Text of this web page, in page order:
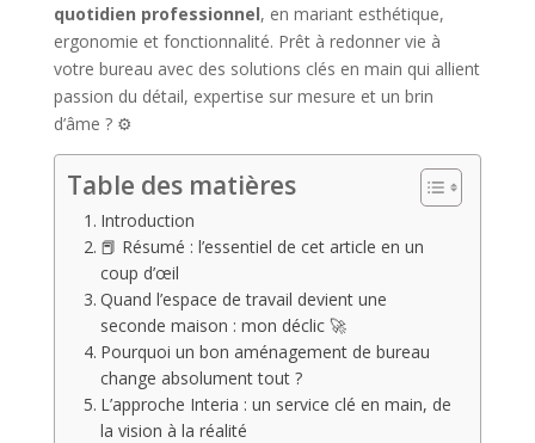
quotidien professionnel, en mariant esthétique,
ergonomie et fonctionnalité. Prêt à redonner vie à
votre bureau avec des solutions clés en main qui allient
passion du détail, expertise sur mesure et un brin
d’âme ? ⚙️
Table des matières
Introduction
📕 Résumé : l’essentiel de cet article en un
coup d’œil
Quand l’espace de travail devient une
seconde maison : mon déclic 🚀
Pourquoi un bon aménagement de bureau
change absolument tout ?
L’approche Interia : un service clé en main, de
la vision à la réalité